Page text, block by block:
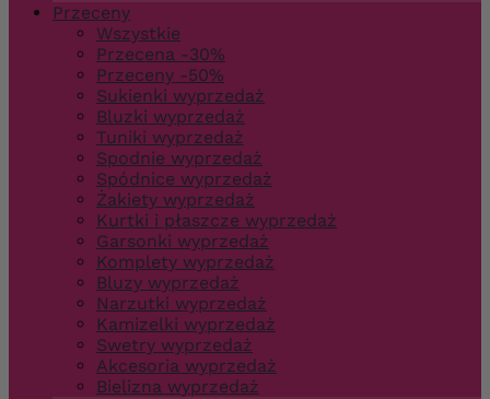
Przeceny
Wszystkie
Przecena -30%
Przeceny -50%
Sukienki wyprzedaż
Bluzki wyprzedaż
Tuniki wyprzedaż
Spodnie wyprzedaż
Spódnice wyprzedaż
Żakiety wyprzedaż
Kurtki i płaszcze wyprzedaż
Garsonki wyprzedaż
Komplety wyprzedaż
Bluzy wyprzedaż
Narzutki wyprzedaż
Kamizelki wyprzedaż
Swetry wyprzedaż
Akcesoria wyprzedaż
Bielizna wyprzedaż